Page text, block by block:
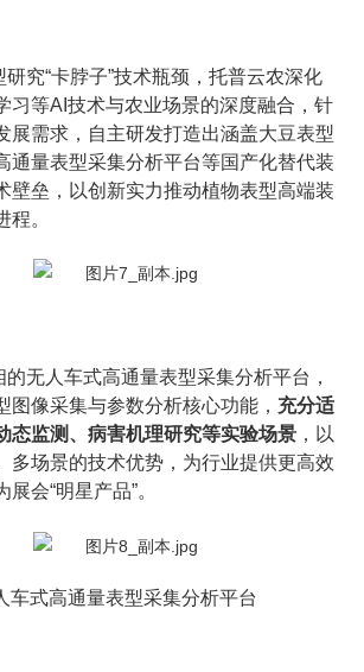
究“卡脖子”技术瓶颈，托普云农深化
习等AI技术与农业场景的深度融合，针
展需求，自主研发打造出涵盖大豆表型
通量表型采集分析平台等国产化替代装
壁垒，以创新实力推动植物表型高端装
程。
无人车式高通量表型采集分析平台，
图像采集与参数分析核心功能， 充分适
态监测、病害机理研究等实验场景 ，以
多场景的技术优势，为行业提供更高效
会“明星产品”。
车式高通量表型采集分析平台